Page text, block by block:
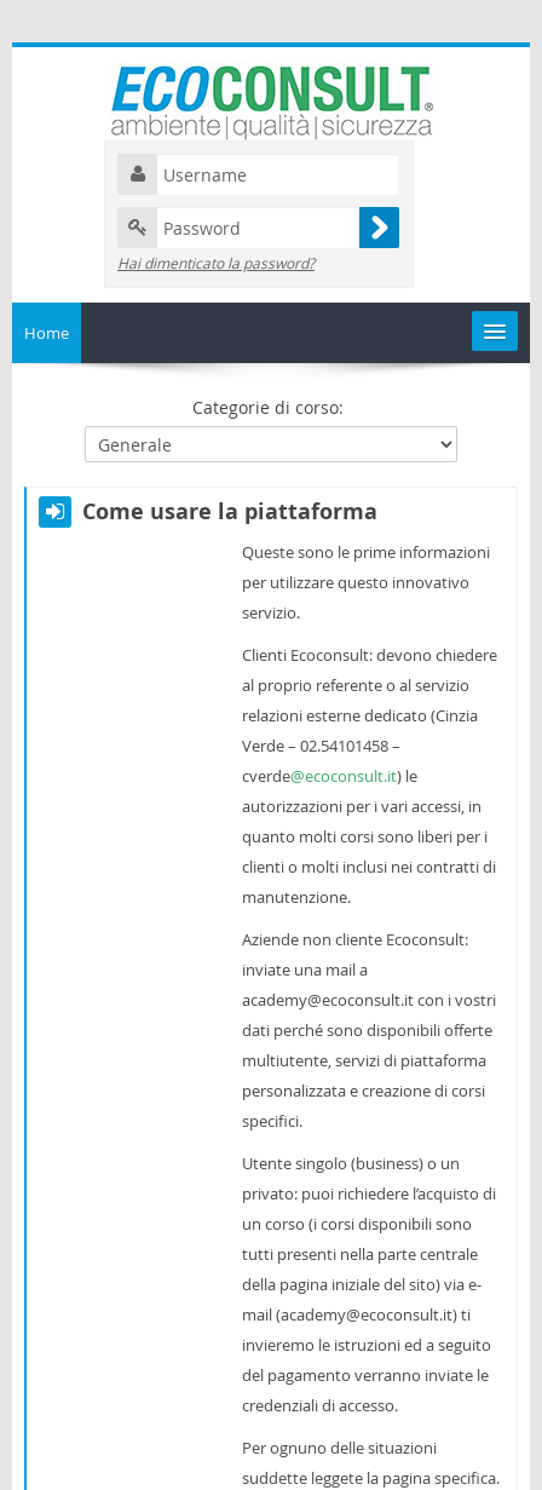
Hai dimenticato la password?
Home
I miei corsi
Il mio calendario
Categorie di corso:
Come usare la piattaforma
Queste sono le prime informazioni
per utilizzare questo innovativo
servizio.
Clienti Ecoconsult: devono chiedere
al proprio referente o al servizio
relazioni esterne dedicato (Cinzia
Verde – 02.54101458 –
cverde@ecoconsult.it) le
autorizzazioni per i vari accessi, in
quanto molti corsi sono liberi per i
clienti o molti inclusi nei contratti di
manutenzione.
Aziende non cliente Ecoconsult:
inviate una mail a
academy@ecoconsult.it con i vostri
dati perché sono disponibili offerte
multiutente, servizi di piattaforma
personalizzata e creazione di corsi
specifici.
Utente singolo (business) o un
privato: puoi richiedere l’acquisto di
un corso (i corsi disponibili sono
tutti presenti nella parte centrale
della pagina iniziale del sito) via e-
mail (academy@ecoconsult.it) ti
invieremo le istruzioni ed a seguito
del pagamento verranno inviate le
credenziali di accesso.
Per ognuno delle situazioni
suddette leggete la pagina specifica.